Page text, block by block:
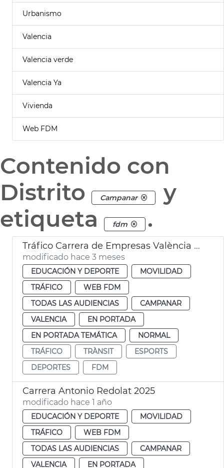
Urbanismo
Valencia
Valencia verde
Valencia Ya
Vivienda
Web FDM
Contenido con
Distrito
Campanar
y
etiqueta
fdm .
Tráfico Carrera de Empresas València 2026
modificado hace 3 meses
EDUCACIÓN Y DEPORTE
MOVILIDAD
TRÁFICO
WEB FDM
TODAS LAS AUDIENCIAS
CAMPANAR
VALENCIA
EN PORTADA
EN PORTADA TEMÁTICA
NORMAL
TRÁFICO
TRÀNSIT
ESPORTS
DEPORTES
FDM
Carrera Antonio Redolat 2025
modificado hace 1 año
EDUCACIÓN Y DEPORTE
MOVILIDAD
TRÁFICO
WEB FDM
TODAS LAS AUDIENCIAS
CAMPANAR
VALENCIA
EN PORTADA